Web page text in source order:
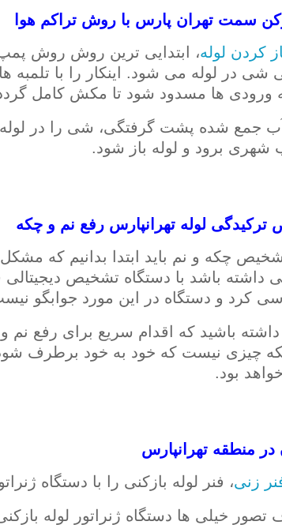
سمت تهران پارس با روش تراکم هوا
کردن لوله، ابتدایی ترین روش روش پمپ
شی در لوله می شود. اینکار را با
ورودی ها مسدود شود تا مکش کامل
جمع شده پشت گرفتگی، شی را در لوله
شهری برود و لوله باز شود.
لوله تهرانپارس رفع نم و چکه
چکه و نم باید ابتدا بدانیم که
داشته باشد با دستگاه تشخیص
کرد و دستگاه در این مورد جوابگو
باشید که اقدام سریع برای رفع نم
چیزی نیست که خود به خود برطرف
بود.
در منطقه تهرانپارس
زنی، فنر لوله بازکنی را با دستگاه
تصور خیلی ها دستگاه ژنراتور لوله